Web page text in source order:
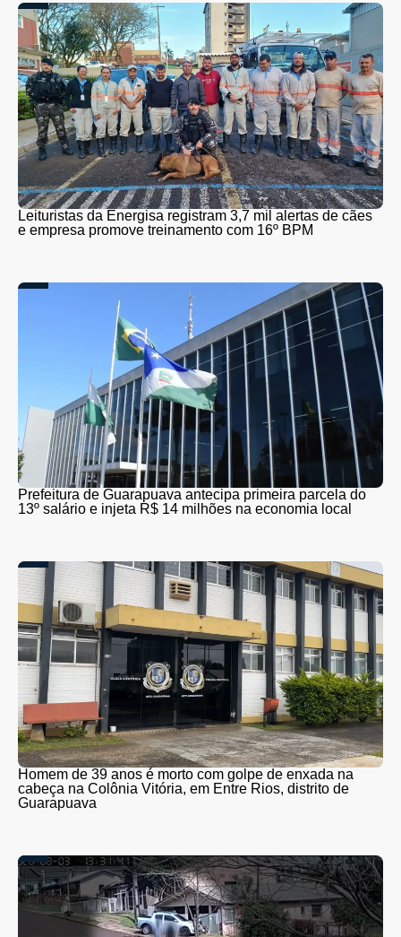
Leituristas da Energisa registram 3,7 mil alertas de cães
e empresa promove treinamento com 16º BPM
Prefeitura de Guarapuava antecipa primeira parcela do
13º salário e injeta R$ 14 milhões na economia local
Homem de 39 anos é morto com golpe de enxada na
cabeça na Colônia Vitória, em Entre Rios, distrito de
Guarapuava